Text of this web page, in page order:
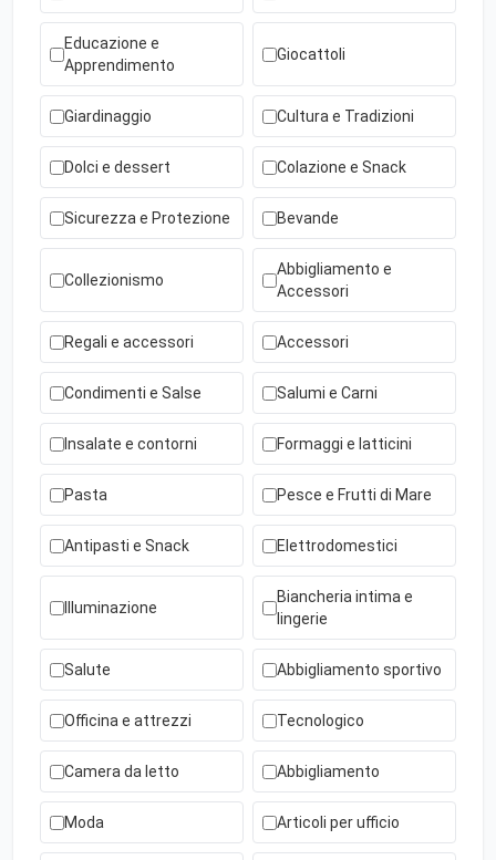
Educazione e
Apprendimento
Giocattoli
Giardinaggio Cultura e Tradizioni
Dolci e dessert Colazione e Snack
Sicurezza e Protezione Bevande
Collezionismo
Abbigliamento e
Accessori
Regali e accessori Accessori
Condimenti e Salse Salumi e Carni
Insalate e contorni Formaggi e latticini
Pasta Pesce e Frutti di Mare
Antipasti e Snack Elettrodomestici
Illuminazione
Biancheria intima e
lingerie
Salute Abbigliamento sportivo
Officina e attrezzi Tecnologico
Camera da letto Abbigliamento
Moda Articoli per ufficio